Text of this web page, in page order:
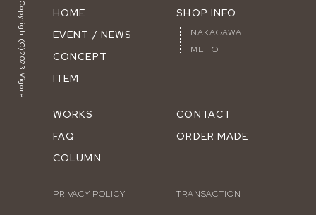
Copyright(C)2023 Vigore.
HOME
EVENT / NEWS
CONCEPT
ITEM
SHOP INFO
NAKAGAWA
MEITO
WORKS
FAQ
COLUMN
CONTACT
ORDER MADE
PRIVACY POLICY TRANSACTION